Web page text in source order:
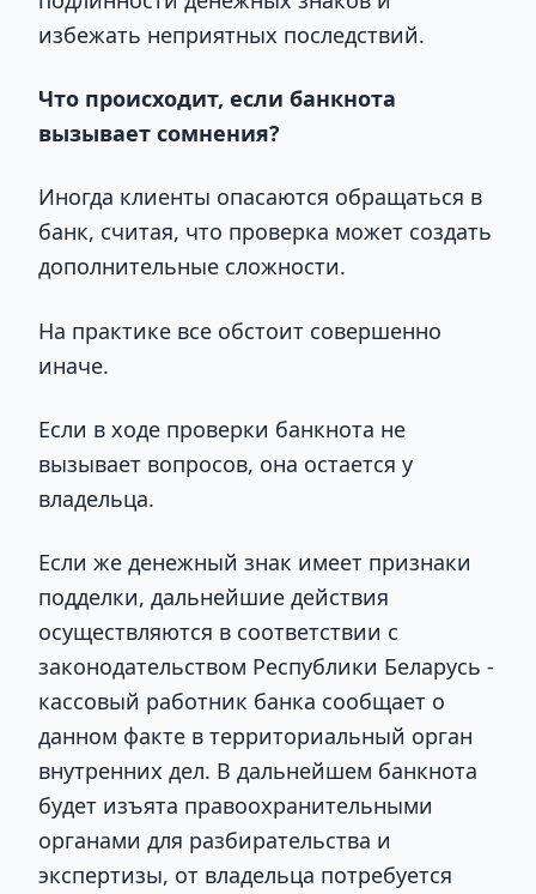
избежать неприятных последствий.
Что происходит, если банкнота
вызывает сомнения?
Иногда клиенты опасаются обращаться в
банк, считая, что проверка может создать
дополнительные сложности.
На практике все обстоит совершенно
иначе.
Если в ходе проверки банкнота не
вызывает вопросов, она остается у
владельца.
Если же денежный знак имеет признаки
подделки, дальнейшие действия
осуществляются в соответствии с
законодательством Республики Беларусь -
кассовый работник банка сообщает о
данном факте в территориальный орган
внутренних дел. В дальнейшем банкнота
будет изъята правоохранительными
органами для разбирательства и
экспертизы, от владельца потребуется